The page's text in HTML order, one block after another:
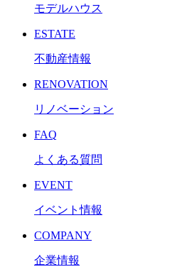
モデルハウス
ESTATE
不動産情報
RENOVATION
リノベーション
FAQ
よくある質問
EVENT
イベント情報
COMPANY
企業情報